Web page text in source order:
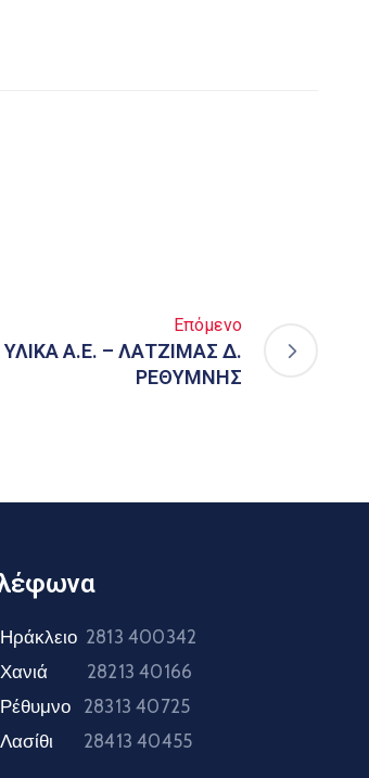
Επόμενο
Α.Ε. – ΛΑΤΖΙΜΑΣ Δ.
ΡΕΘΥΜΝΗΣ
Ηράκλειο 2813 400342
Χανιά 28213 40166
Ρέθυμνο 28313 40725
Λασίθι 28413 40455